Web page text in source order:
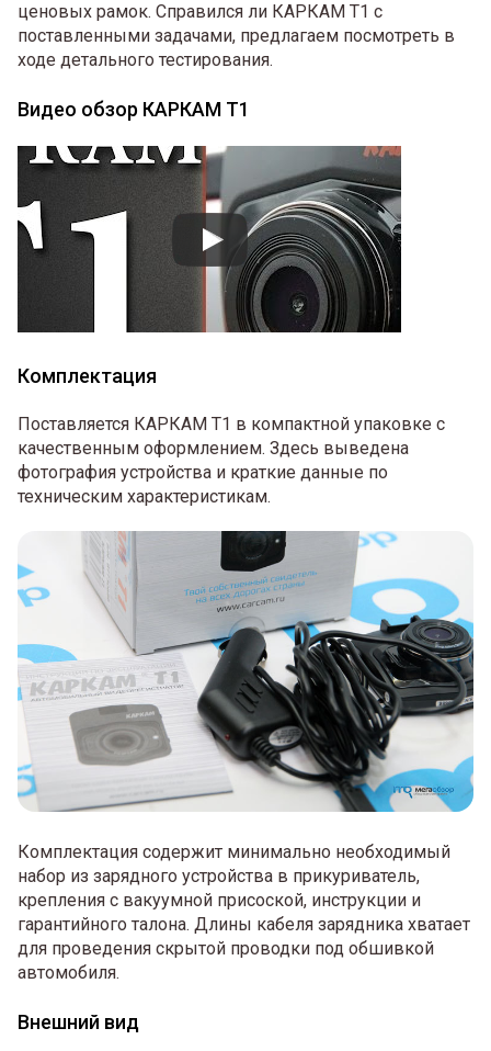
ценовых рамок. Справился ли КАРКАМ Т1 с
поставленными задачами, предлагаем посмотреть в
ходе детального тестирования.
Видео обзор КАРКАМ Т1
Комплектация
Поставляется КАРКАМ Т1 в компактной упаковке с
качественным оформлением. Здесь выведена
фотография устройства и краткие данные по
техническим характеристикам.
Комплектация содержит минимально необходимый
набор из зарядного устройства в прикуриватель,
крепления с вакуумной присоской, инструкции и
гарантийного талона. Длины кабеля зарядника хватает
для проведения скрытой проводки под обшивкой
автомобиля.
Внешний вид